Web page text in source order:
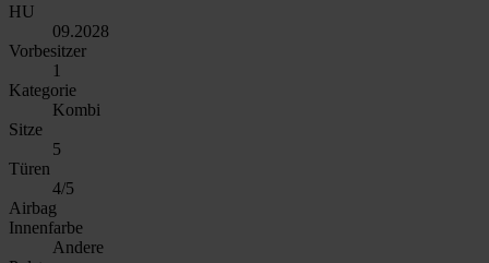
HU
09.2028
Vorbesitzer
1
Kategorie
Kombi
Sitze
5
Türen
4/5
Airbag
Innenfarbe
Andere